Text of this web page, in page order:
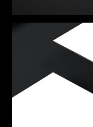
Pexip att bygga
på användar.